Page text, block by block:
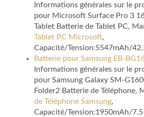
Informations générales sur le
pour Microsoft Surface Pro 3
Tablet Batterie de Tablet PC,
Tablet PC Microsoft,
Capacité/Tension:5547mAh/
Batterie pour Samsung EB-
Informations générales sur le
pour Samsung Galaxy SM-
Folder2 Batterie de Téléphone,
de Téléphone Samsung,
Capacité/Tension:1950mAh/